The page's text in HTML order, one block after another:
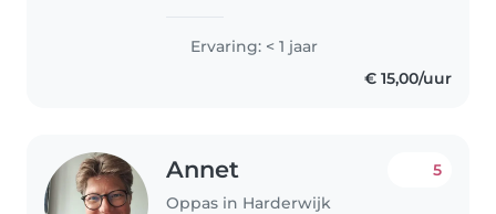
Ervaring: < 1 jaar
€ 15,00/uur
Annet
Oppas in Harderwijk
5